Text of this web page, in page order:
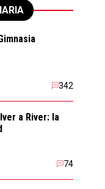
342
a River: la
74